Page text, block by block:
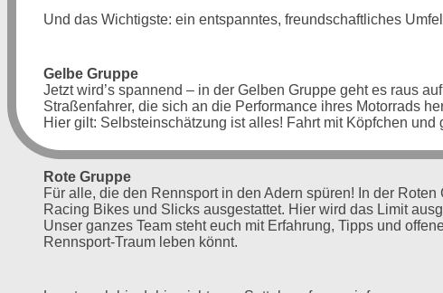
Und das Wichtigste: ein entspanntes, freundschaftliches
Gelbe Gruppe
Jetzt wird’s spannend – in der Gelben Gruppe geht es raus
Straßenfahrer, die sich an die Performance ihres Motorrads
Hier gilt: Selbsteinschätzung ist alles! Fahrt mit Köpfchen
Rote Gruppe
Für alle, die den Rennsport in den Adern spüren! In der
Racing Bikes und Slicks ausgestattet. Hier wird das Limit
Unser ganzes Team steht euch mit Erfahrung, Tipps und
Rennsport-Traum leben könnt.